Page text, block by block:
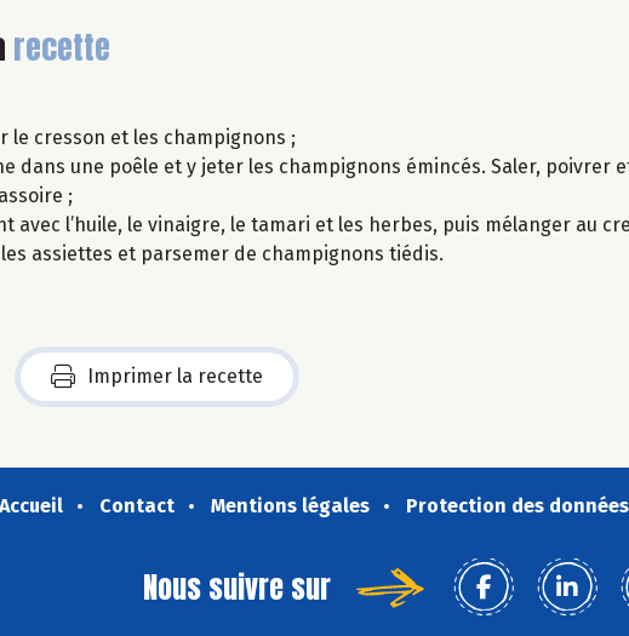
recette
le cresson et les champignons ;
dans une poêle et y jeter les champignons émincés. Saler, poivrer
;
avec l’huile, le vinaigre, le tamari et les herbes, puis mélanger au
assiettes et parsemer de champignons tiédis.
Imprimer la recette
Accueil Contact Mentions légales Protection des données
Nous suivre sur